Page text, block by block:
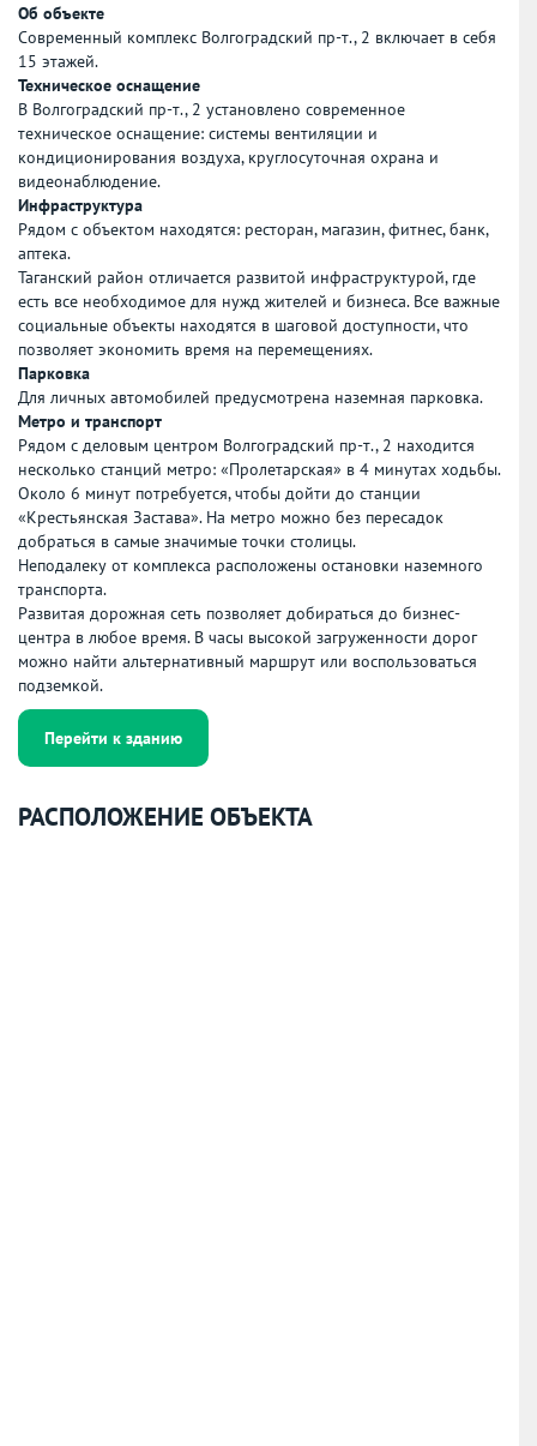
Об объекте
Современный комплекс Волгоградский пр-т., 2 включает в себя
15 этажей.
Техническое оснащение
В Волгоградский пр-т., 2 установлено современное
техническое оснащение: системы вентиляции и
кондиционирования воздуха, круглосуточная охрана и
видеонаблюдение.
Инфраструктура
Рядом с объектом находятся: ресторан, магазин, фитнес, банк,
аптека.
Таганский район отличается развитой инфраструктурой, где
есть все необходимое для нужд жителей и бизнеса. Все важные
социальные объекты находятся в шаговой доступности, что
позволяет экономить время на перемещениях.
Парковка
Для личных автомобилей предусмотрена наземная парковка.
Метро и транспорт
Рядом с деловым центром Волгоградский пр-т., 2 находится
несколько станций метро: «Пролетарская» в 4 минутах ходьбы.
Около 6 минут потребуется, чтобы дойти до станции
«Крестьянская Застава». На метро можно без пересадок
добраться в самые значимые точки столицы.
Неподалеку от комплекса расположены остановки наземного
транспорта.
Развитая дорожная сеть позволяет добираться до бизнес-
центра в любое время. В часы высокой загруженности дорог
можно найти альтернативный маршрут или воспользоваться
подземкой.
Перейти к зданию
РАСПОЛОЖЕНИЕ ОБЪЕКТА